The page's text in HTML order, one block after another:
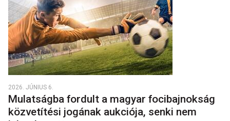
2026. JÚNIUS 6.
Mulatságba fordult a magyar focibajnokság
közvetítési jogának aukciója, senki nem